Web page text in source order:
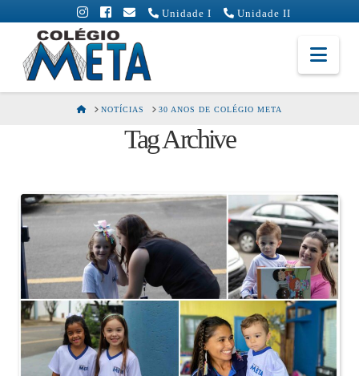
Unidade I Unidade II
Colégio
Meta
HOMENOTÍCIAS 30 ANOS DE COLÉGIO META
Tag Archive